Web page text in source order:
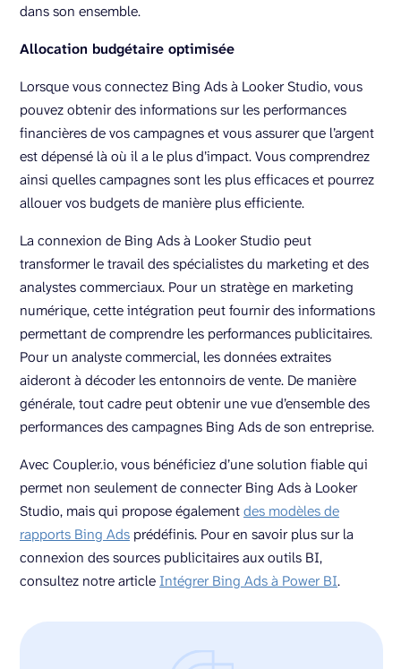
dans son ensemble.
Allocation budgétaire optimisée
Lorsque vous connectez Bing Ads à Looker Studio, vous
pouvez obtenir des informations sur les performances
financières de vos campagnes et vous assurer que l’argent
est dépensé là où il a le plus d’impact. Vous comprendrez
ainsi quelles campagnes sont les plus efficaces et pourrez
allouer vos budgets de manière plus efficiente.
La connexion de Bing Ads à Looker Studio peut
transformer le travail des spécialistes du marketing et des
analystes commerciaux. Pour un stratège en marketing
numérique, cette intégration peut fournir des informations
permettant de comprendre les performances publicitaires.
Pour un analyste commercial, les données extraites
aideront à décoder les entonnoirs de vente. De manière
générale, tout cadre peut obtenir une vue d’ensemble des
performances des campagnes Bing Ads de son entreprise.
Avec Coupler.io, vous bénéficiez d’une solution fiable qui
permet non seulement de connecter Bing Ads à Looker
Studio, mais qui propose égalementdes modèles de
rapports Bing Ads prédéfinis. Pour en savoir plus sur la
connexion des sources publicitaires aux outils BI,
consultez notre article Intégrer Bing Ads à Power BI.